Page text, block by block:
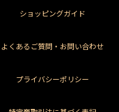
ショッピングガイド
よくあるご質問・お問い合わせ
プライバシーポリシー